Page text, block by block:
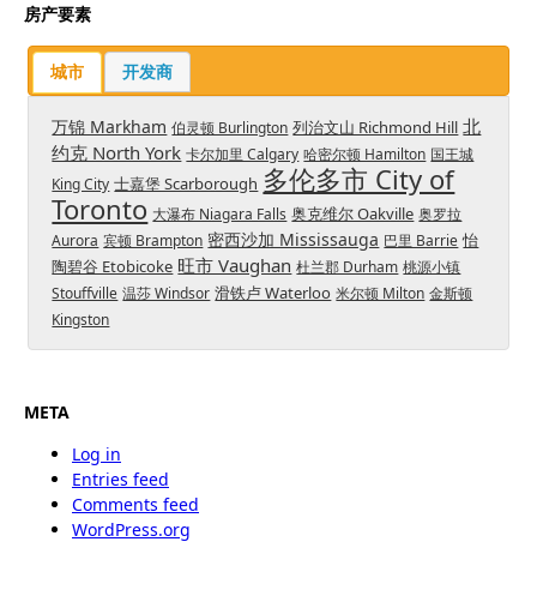
房产要素
城市 开发商
万锦 Markham 伯灵顿 Burlington 列治文山 Richmond Hill 北
约克 North York 卡尔加里 Calgary 哈密尔顿 Hamilton 国王城
King City 士嘉堡 Scarborough 多伦多市 City of
Toronto 大瀑布 Niagara Falls 奥克维尔 Oakville 奥罗拉
Aurora 宾顿 Brampton 密西沙加 Mississauga 巴里 Barrie 怡
陶碧谷 Etobicoke 旺市 Vaughan 杜兰郡 Durham 桃源小镇
Stouffville 温莎 Windsor 滑铁卢 Waterloo 米尔顿 Milton 金斯顿
Kingston
META
Log in
Entries feed
Comments feed
WordPress.org